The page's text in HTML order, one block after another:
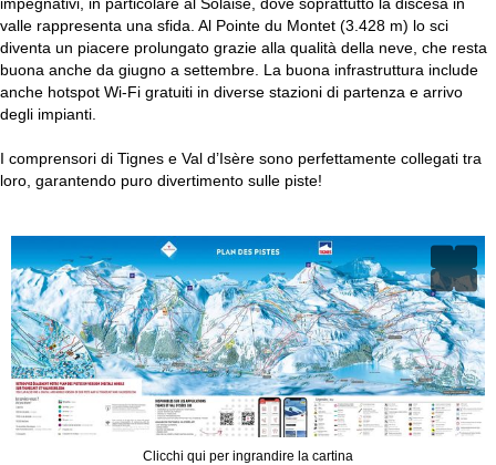
valle rappresenta una sfida. Al Pointe du Montet (3.428 m) lo sci
diventa un piacere prolungato grazie alla qualità della neve, che resta
buona anche da giugno a settembre. La buona infrastruttura include
anche hotspot Wi-Fi gratuiti in diverse stazioni di partenza e arrivo
degli impianti.
I comprensori di Tignes e Val d’Isère sono perfettamente collegati tra
loro, garantendo puro divertimento sulle piste!
Clicchi qui per ingrandire la cartina